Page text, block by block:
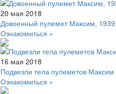
20 мая 2018
Довоенный пулемет Максим,
Ознакомиться »
16 мая 2018
Подвезли тела пулеметов Максим
Ознакомиться »